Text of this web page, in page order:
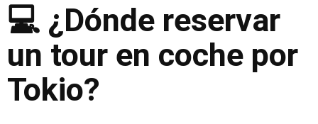
💻 ¿Dónde reservar
un tour en coche por
Tokio?